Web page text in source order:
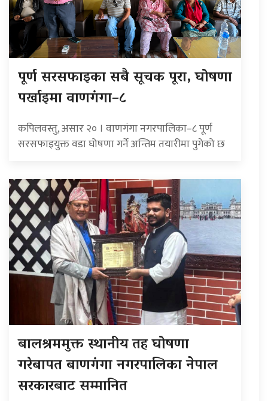
पूर्ण सरसफाइका सबै सूचक पूरा, घोषणा
पर्खाइमा वाणगंगा–८
कपिलवस्तु, असार २० । वाणगंगा नगरपालिका–८ पूर्ण
सरसफाइयुक्त वडा घोषणा गर्ने अन्तिम तयारीमा पुगेको छ
बालश्रममुक्त स्थानीय तह घोषणा
गरेबापत बाणगंगा नगरपालिका नेपाल
सरकारबाट सम्मानित